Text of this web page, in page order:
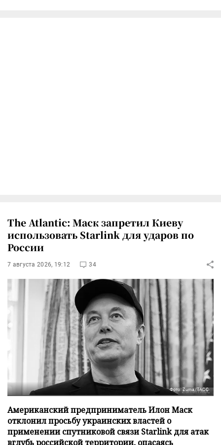
The Atlantic: Маск запретил Киеву
использовать Starlink для ударов по
России
7 августа 2026, 19:12 34
Фото: Zuma/ТАСС
Американский предприниматель Илон Маск
отклонил просьбу украинских властей о
применении спутниковой связи Starlink для атак
вглубь российской территории, опасаясь